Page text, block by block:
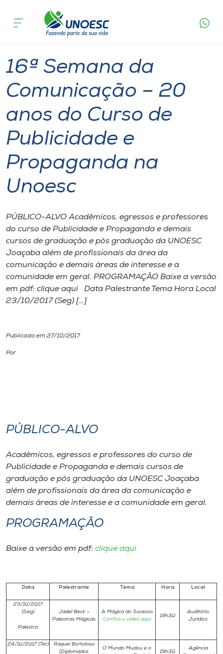
Cursos
Pesquisa
Atendimento ao Estudante
Portal de Ensino
Unoesc
Internacionalização
I.nova
Diplomados
Cultura
CPA
Rádio
Museu
Unoesc
Store
o idioma
A-
acontece
16ª Semana da
Comunicação – 20
anos do Curso de
Publicidade e
Propaganda na
Unoesc
PÚBLICO-ALVO Acadêmicos, egressos e professores
do curso de Publicidade e Propaganda e demais
cursos de graduação e pós graduação da UNOESC
Joaçaba além de profissionais da área da
comunicação e demais áreas de interesse e a
comunidade em geral. PROGRAMAÇÃO Baixe a versão
em pdf: clique aqui Data Palestrante Tema Hora Local
23/10/2017 (Seg) […]
Publicado em 27/10/2017
Por
PÚBLICO-ALVO
Acadêmicos, egressos e professores do curso de
Publicidade e Propaganda e demais cursos de
graduação e pós graduação da UNOESC Joaçaba
além de profissionais da área da comunicação e
demais áreas de interesse e a comunidade em geral.
PROGRAMAÇÃO
Baixe a versão em pdf: clique aqui
Data Palestrante Tema Hora Local
23/10/2017
(Seg)
Palestra
Jadel Beck –
Palestras Mágicas
A Mágica do Sucesso
Confira o vídeo aqui
19h30
Auditório
Jurídico
24/10/2017 (Ter)
Raquel Bortoloso
(Diplomados
O Mundo Mudou e o
19h30
Agência